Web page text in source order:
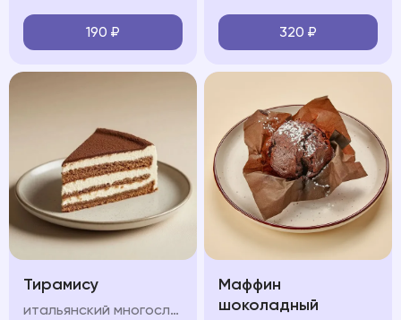
190 ₽ 320 ₽
Тирамису
итальянский многослойный десерт, в состав которого входят сыр маскарпоне, кофе, куриные яйца, сахар и печенье савоярди.
Маффин
шоколадный